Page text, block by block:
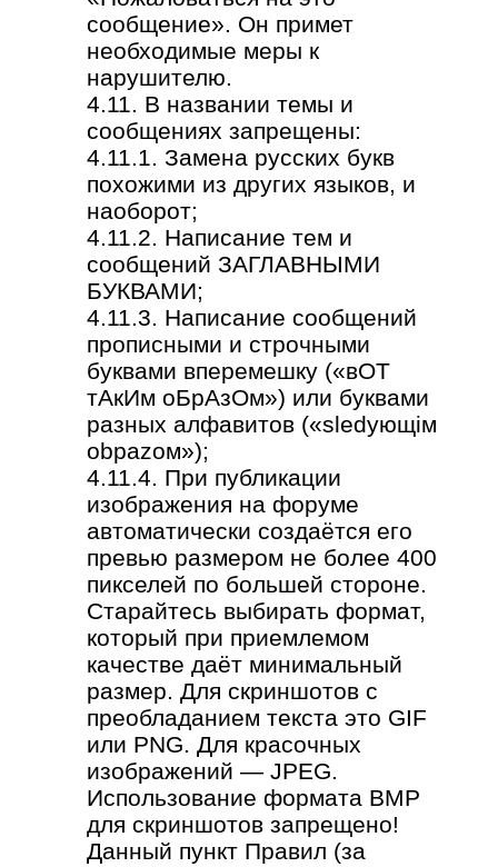
сообщение». Он примет
необходимые меры к
нарушителю.
4.11. В названии темы и
сообщениях запрещены:
4.11.1. Замена русских букв
похожими из других языков, и
наоборот;
4.11.2. Написание тем и
сообщений ЗАГЛАВНЫМИ
БУКВАМИ;
4.11.3. Написание сообщений
прописными и строчными
буквами вперемешку («вОТ
тАкИм оБрАзОм») или буквами
разных алфавитов («slеdующiм
оbраzом»);
4.11.4. При публикации
изображения на форуме
автоматически создаётся его
превью размером не более 400
пикселей по большей стороне.
Старайтесь выбирать формат,
который при приемлемом
качестве даёт минимальный
размер. Для скриншотов с
преобладанием текста это GIF
или PNG. Для красочных
изображений — JPEG.
Использование формата BMP
для скриншотов запрещено!
Данный пункт Правил (за